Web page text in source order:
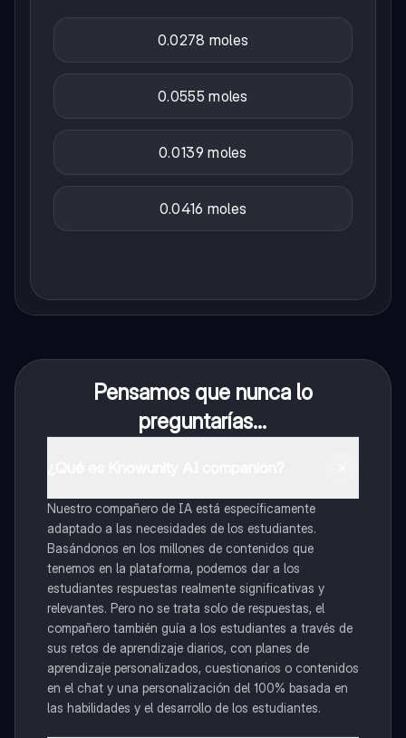
0.0278 moles
0.0555 moles
0.0139 moles
0.0416 moles
Pensamos que nunca lo
preguntarías...
Nuestro compañero de IA está específicamente
adaptado a las necesidades de los estudiantes.
Basándonos en los millones de contenidos que
tenemos en la plataforma, podemos dar a los
estudiantes respuestas realmente significativas y
relevantes. Pero no se trata solo de respuestas, el
compañero también guía a los estudiantes a través de
sus retos de aprendizaje diarios, con planes de
aprendizaje personalizados, cuestionarios o contenidos
en el chat y una personalización del 100% basada en
las habilidades y el desarrollo de los estudiantes.